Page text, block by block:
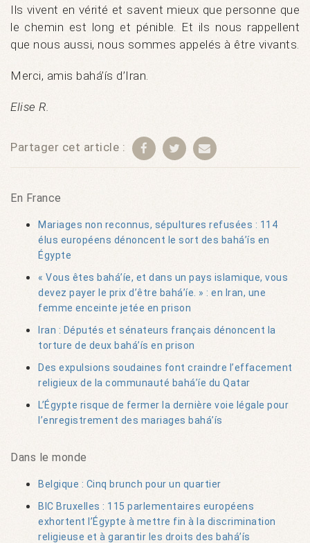
Ils vivent en vérité et savent mieux que personne que
le chemin est long et pénible. Et ils nous rappellent
que nous aussi, nous sommes appelés à être vivants.
Merci, amis bahá’ís d’Iran.
Elise R.
Partager cet article :
En France
Mariages non reconnus, sépultures refusées : 114
élus européens dénoncent le sort des bahá’ís en
Égypte
« Vous êtes bahá’íe, et dans un pays islamique, vous
devez payer le prix d’être bahá’íe. » : en Iran, une
femme enceinte jetée en prison
Iran : Députés et sénateurs français dénoncent la
torture de deux bahá’ís en prison
Des expulsions soudaines font craindre l’effacement
religieux de la communauté bahá’íe du Qatar
L’Égypte risque de fermer la dernière voie légale pour
l’enregistrement des mariages bahá’ís
Dans le monde
Belgique : Cinq brunch pour un quartier
BIC Bruxelles : 115 parlementaires européens
exhortent l’Égypte à mettre fin à la discrimination
religieuse et à garantir les droits des bahá’ís